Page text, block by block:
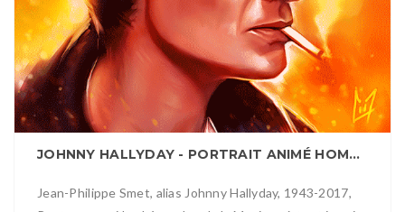
JOHNNY HALLYDAY - PORTRAIT ANIMÉ HOMMAGE
Jean-Philippe Smet, alias Johnny Hallyday, 1943-2017,